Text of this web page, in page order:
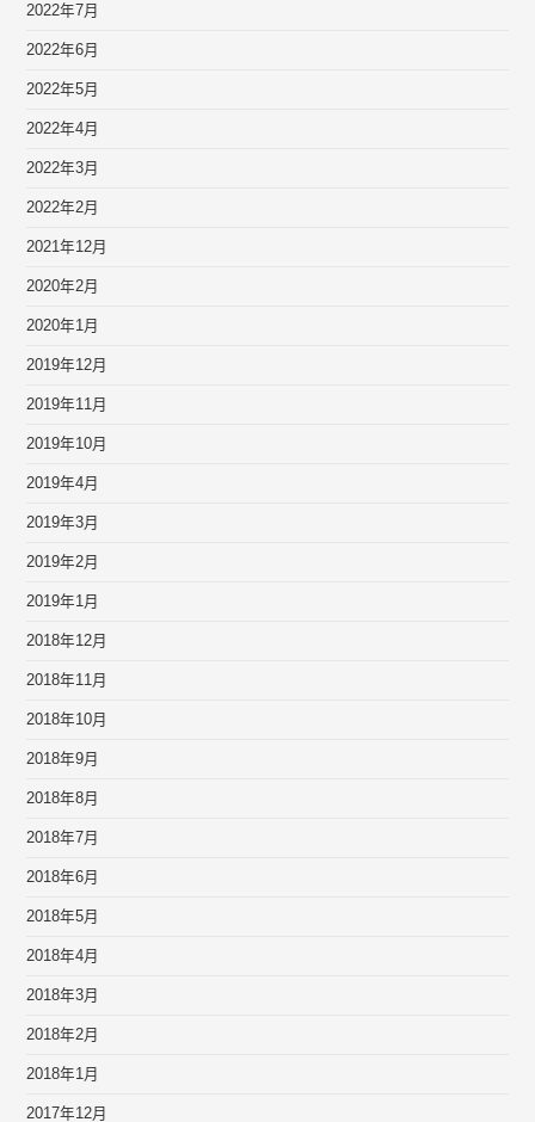
2022年7月
2022年6月
2022年5月
2022年4月
2022年3月
2022年2月
2021年12月
2020年2月
2020年1月
2019年12月
2019年11月
2019年10月
2019年4月
2019年3月
2019年2月
2019年1月
2018年12月
2018年11月
2018年10月
2018年9月
2018年8月
2018年7月
2018年6月
2018年5月
2018年4月
2018年3月
2018年2月
2018年1月
2017年12月